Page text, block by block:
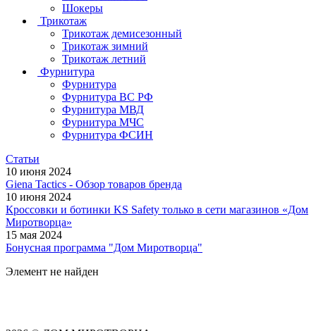
Шокеры
Трикотаж
Трикотаж демисезонный
Трикотаж зимний
Трикотаж летний
Фурнитура
Фурнитура
Фурнитура ВС РФ
Фурнитура МВД
Фурнитура МЧС
Фурнитура ФСИН
Статьи
10 июня 2024
Giena Tactics - Обзор товаров бренда
10 июня 2024
Кроссовки и ботинки KS Safety только в сети магазинов «Дом
Миротворца»
15 мая 2024
Бонусная программа "Дом Миротворца"
Элемент не найден